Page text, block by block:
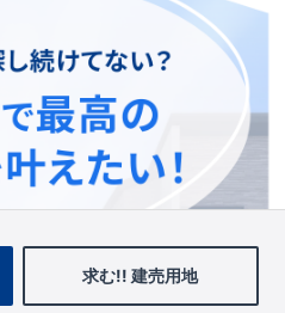
ている人に
の物件
求む!! 建売用地